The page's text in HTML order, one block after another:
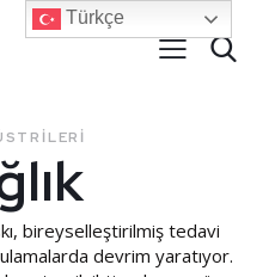
bireyselleştirilmiş tedavi
devrim yaratıyor.
Türkçe